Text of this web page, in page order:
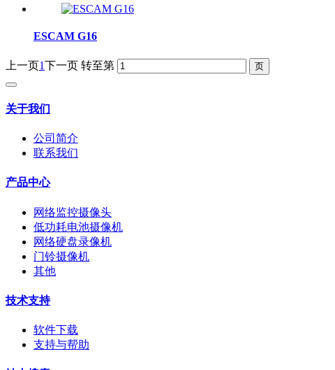
ESCAM G16
上一页1下一页 转至第
关于我们
公司简介
联系我们
产品中心
网络监控摄像头
低功耗电池摄像机
网络硬盘录像机
门铃摄像机
其他
技术支持
软件下载
支持与帮助